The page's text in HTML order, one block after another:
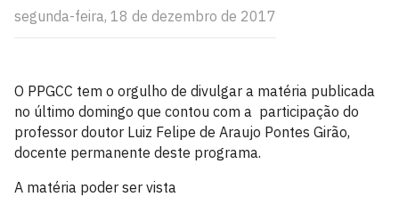
segunda-feira, 18 de dezembro de 2017
O PPGCC tem o orgulho de divulgar a matéria publicada
no último domingo que contou com a participação do
professor doutor Luiz Felipe de Araujo Pontes Girão,
docente permanente deste programa.
A matéria poder ser vista